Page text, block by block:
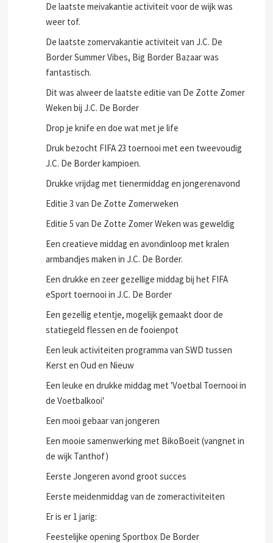
De laatste meivakantie activiteit voor de wijk was
weer tof.
De laatste zomervakantie activiteit van J.C. De
Border Summer Vibes, Big Border Bazaar was
fantastisch.
Dit was alweer de laatste editie van De Zotte Zomer
Weken bij J.C. De Border
Drop je knife en doe wat met je life
Druk bezocht FIFA 23 toernooi met een tweevoudig
J.C. De Border kampioen.
Drukke vrijdag met tienermiddag en jongerenavond
Editie 3 van De Zotte Zomerweken
Editie 5 van De Zotte Zomer Weken was geweldig
Een creatieve middag en avondinloop met kralen
armbandjes maken in J.C. De Border.
Een drukke en zeer gezellige middag bij het FIFA
eSport toernooi in J.C. De Border
Een gezellig etentje, mogelijk gemaakt door de
statiegeld flessen en de fooienpot
Een leuk activiteiten programma van SWD tussen
Kerst en Oud en Nieuw
Een leuke en drukke middag met 'Voetbal Toernooi in
de Voetbalkooi'
Een mooi gebaar van jongeren
Een mooie samenwerking met BikoBoeit (vangnet in
de wijk Tanthof)
Eerste Jongeren avond groot succes
Eerste meidenmiddag van de zomeractiviteiten
Er is er 1 jarig:
Feestelijke opening Sportbox De Border